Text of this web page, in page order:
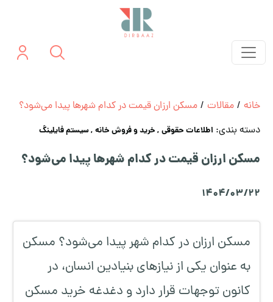
خانه / مقالات / مسکن ارزان قیمت در کدام شهرها پیدا می‌شود؟
دسته بندی: اطلاعات حقوقی, خرید و فروش خانه, سیستم فایلینگ
مسکن ارزان قیمت در کدام شهرها پیدا می‌شود؟
1404/03/22
مسکن ارزان در کدام شهر پیدا می‌شود؟ مسکن
به عنوان یکی از نیازهای بنیادین انسان، در
کانون توجهات قرار دارد و دغدغه خرید مسکن